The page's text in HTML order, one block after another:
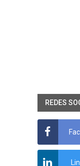
REDES